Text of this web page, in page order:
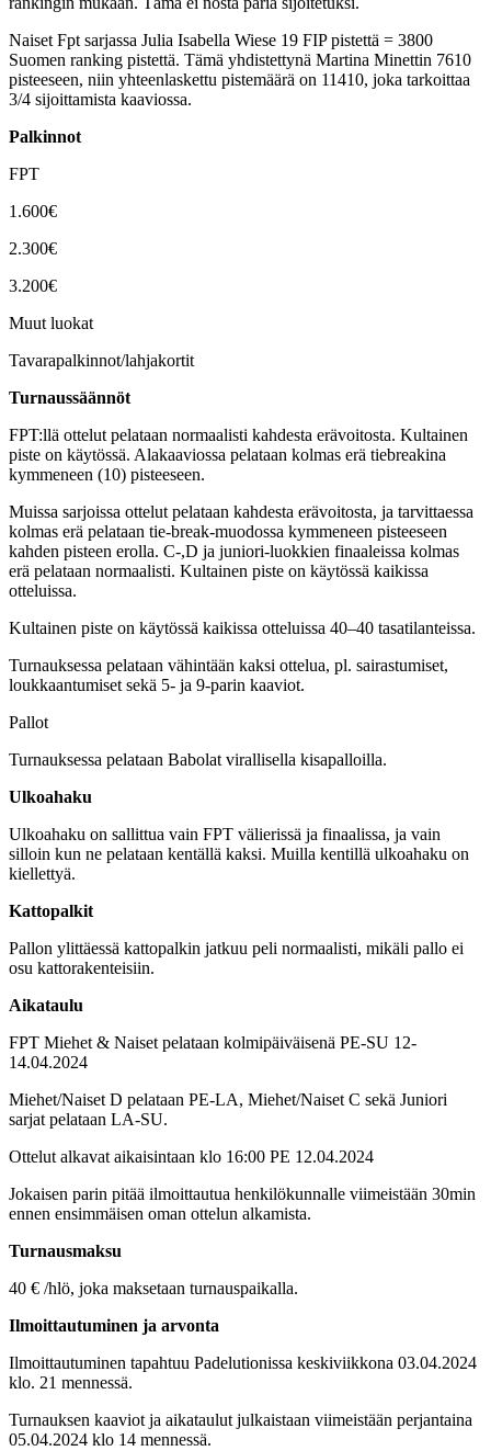
Naiset Fpt sarjassa Julia Isabella Wiese 19 FIP pistettä = 3800
Suomen ranking pistettä. Tämä yhdistettynä Martina Minettin 7610
pisteeseen, niin yhteenlaskettu pistemäärä on 11410, joka tarkoittaa
3/4 sijoittamista kaaviossa.
Palkinnot
FPT
1.600€
2.300€
3.200€
Muut luokat
Tavarapalkinnot/lahjakortit
Turnaussäännöt
FPT:llä ottelut pelataan normaalisti kahdesta erävoitosta. Kultainen
piste on käytössä. Alakaaviossa pelataan kolmas erä tiebreakina
kymmeneen (10) pisteeseen.
Muissa sarjoissa ottelut pelataan kahdesta erävoitosta, ja tarvittaessa
kolmas erä pelataan tie-break-muodossa kymmeneen pisteeseen
kahden pisteen erolla. C-,D ja juniori-luokkien finaaleissa kolmas
erä pelataan normaalisti. Kultainen piste on käytössä kaikissa
otteluissa.
Kultainen piste on käytössä kaikissa otteluissa 40–40 tasatilanteissa.
Turnauksessa pelataan vähintään kaksi ottelua, pl. sairastumiset,
loukkaantumiset sekä 5- ja 9-parin kaaviot.
Pallot
Turnauksessa pelataan Babolat virallisella kisapalloilla.
Ulkoahaku
Ulkoahaku on sallittua vain FPT välierissä ja finaalissa, ja vain
silloin kun ne pelataan kentällä kaksi. Muilla kentillä ulkoahaku on
kiellettyä.
Kattopalkit
Pallon ylittäessä kattopalkin jatkuu peli normaalisti, mikäli pallo ei
osu kattorakenteisiin.
Aikataulu
FPT Miehet & Naiset pelataan kolmipäiväisenä PE-SU 12-
14.04.2024
Miehet/Naiset D pelataan PE-LA, Miehet/Naiset C sekä Juniori
sarjat pelataan LA-SU.
Ottelut alkavat aikaisintaan klo 16:00 PE 12.04.2024
Jokaisen parin pitää ilmoittautua henkilökunnalle viimeistään 30min
ennen ensimmäisen oman ottelun alkamista.
Turnausmaksu
40 € /hlö, joka maksetaan turnauspaikalla.
Ilmoittautuminen ja arvonta
Ilmoittautuminen tapahtuu Padelutionissa keskiviikkona 03.04.2024
klo. 21 mennessä.
Turnauksen kaaviot ja aikataulut julkaistaan viimeistään perjantaina
05.04.2024 klo 14 mennessä.